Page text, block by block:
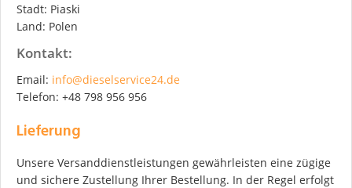
Stadt: Piaski
Land: Polen
Kontakt:
Email: info@dieselservice24.de
Telefon: +48 798 956 956
Lieferung
Unsere Versanddienstleistungen gewährleisten eine zügige
und sichere Zustellung Ihrer Bestellung. In der Regel erfolgt